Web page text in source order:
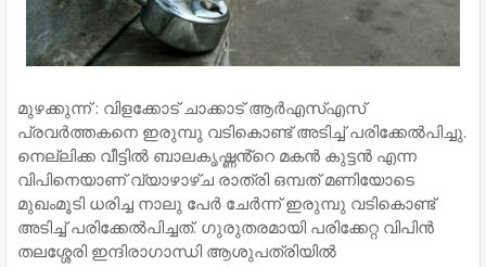
മുഴക്കുന്ന് : വിളക്കോട് ചാക്കാട് ആർഎസ്എസ്
പ്രവർത്തകനെ ഇരുമ്പു വടികൊണ്ട് അടിച്ച് പരിക്കേൽപിച്ചു.
നെല്ലിക്ക വീട്ടിൽ ബാലകൃഷ്ണൻ്റെ മകൻ കുട്ടൻ എന്ന
വിപിനെയാണ് വ്യാഴാഴ്ച രാത്രി ഒമ്പത് മണിയോടെ
മുഖംമൂടി ധരിച്ച നാലു പേർ ചേർന്ന് ഇരുമ്പു വടികൊണ്ട്
അടിച്ച് പരിക്കേൽപിച്ചത്. ഗുരുതരമായി പരിക്കേറ്റ വിപിൻ
തലശ്ശേരി ഇന്ദിരാഗാന്ധി ആശുപത്രിയിൽ